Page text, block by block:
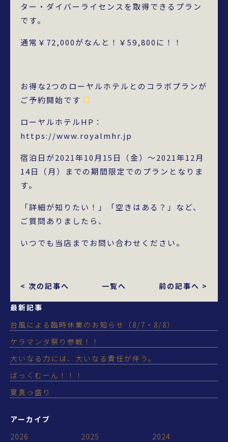
ター・ダイバーライセンスを取得できるプラン
です。
通常￥72,000がなんと！￥59,800に！！
お得な2つのローヤルホテルとのコラボプランが
ご予約開始です
ローヤルホテルHP：
https://www.royalmhr.jp
宿泊日が2021年10月15日（金）～2021年12月
14日（月）までの期間限定でのプランとなりま
す。
「詳細が知りたい！」「空きはある？」など、
ご質問ありましたら、
いつでも当店までお問い合わせください。
< 次の記事へ 一覧へ 前の記事へ >
最新記事
台風による臨時休業のお知らせ（8/7・8/8）
ケラマンタ祭り参戦！！
大いなる力には、大いなる責任が伴う。
ばっくむーん！！！
夏真っ盛り
アーカイブ
2026
2025
2024